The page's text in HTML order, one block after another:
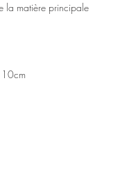
la matière principale
10cm